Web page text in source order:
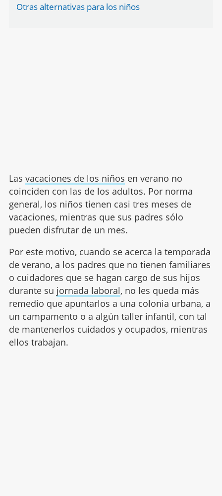
Otras alternativas para los niños
Las vacaciones de los niños en verano no
coinciden con las de los adultos. Por norma
general, los niños tienen casi tres meses de
vacaciones, mientras que sus padres sólo
pueden disfrutar de un mes.
Por este motivo, cuando se acerca la temporada
de verano, a los padres que no tienen familiares
o cuidadores que se hagan cargo de sus hijos
durante su jornada laboral, no les queda más
remedio que apuntarlos a una colonia urbana, a
un campamento o a algún taller infantil, con tal
de mantenerlos cuidados y ocupados, mientras
ellos trabajan.